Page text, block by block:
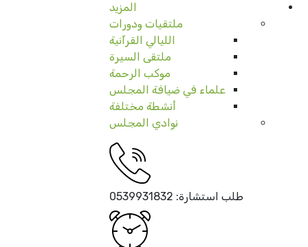
المزيد
ملتقيات ودورات
الليالي القرآنية
ملتقى السيرة
موكب الرحمة
علماء في ضيافة المجلس
أنشطة مختلفة
نوادي المجلس
طلب استشارة: 0539931832